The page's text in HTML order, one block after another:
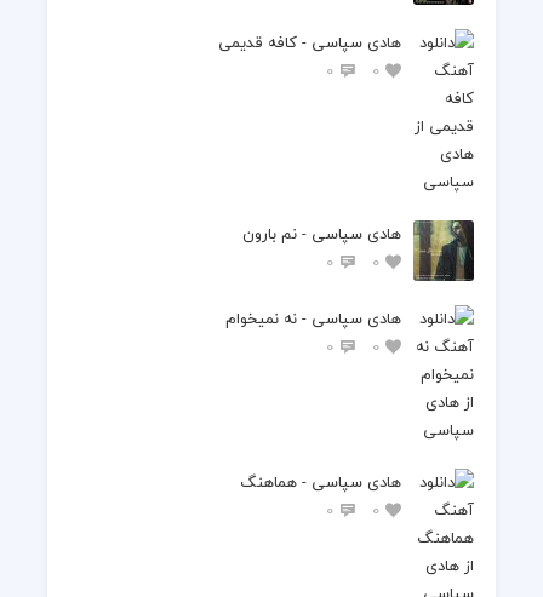
هادی سپاسی - کافه قدیمی
0
0
هادی سپاسی - نم بارون
0
0
هادی سپاسی - نه نمیخوام
0
0
هادی سپاسی - هماهنگ
0
0